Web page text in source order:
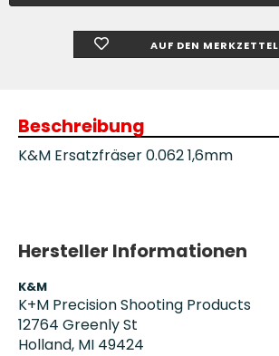
AUF DEN MERKZETTEL
Beschreibung
K&M Ersatzfräser 0.062 1,6mm
Hersteller Informationen
K&M
K+M Precision Shooting Products
12764 Greenly St
Holland, MI 49424